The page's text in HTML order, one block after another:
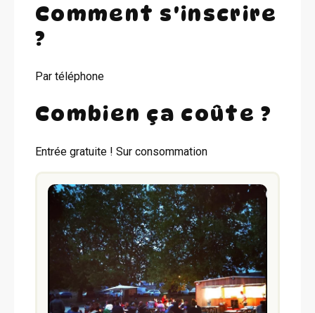
Comment s'inscrire
?
Par téléphone
Combien ça coûte ?
Entrée gratuite ! Sur consommation